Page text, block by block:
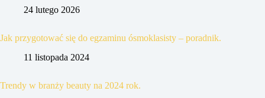
24 lutego 2026
Jak przygotować się do egzaminu ósmoklasisty – poradnik.
11 listopada 2024
Trendy w branży beauty na 2024 rok.